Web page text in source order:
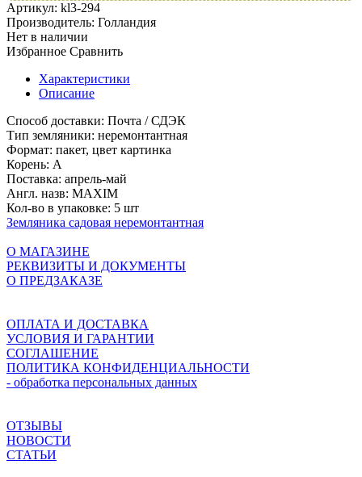
Артикул: kl3-294
Производитель: Голландия
Нет в наличии
Избранное Сравнить
Характеристики
Описание
Способ доставки: Почта / СДЭК
Тип земляники: неремонтантная
Формат: пакет, цвет картинка
Корень: A
Поставка: апрель-май
Англ. назв: MAXIM
Кол-во в упаковке: 5 шт
Земляника садовая неремонтантная
О МАГАЗИНЕ
РЕКВИЗИТЫ И ДОКУМЕНТЫ
О ПРЕДЗАКАЗЕ
ОПЛАТА И ДОСТАВКА
УСЛОВИЯ И ГАРАНТИИ
СОГЛАШЕНИЕ
ПОЛИТИКА КОНФИДЕНЦИАЛЬНОСТИ
- обработка персональных данных
ОТЗЫВЫ
НОВОСТИ
СТАТЬИ